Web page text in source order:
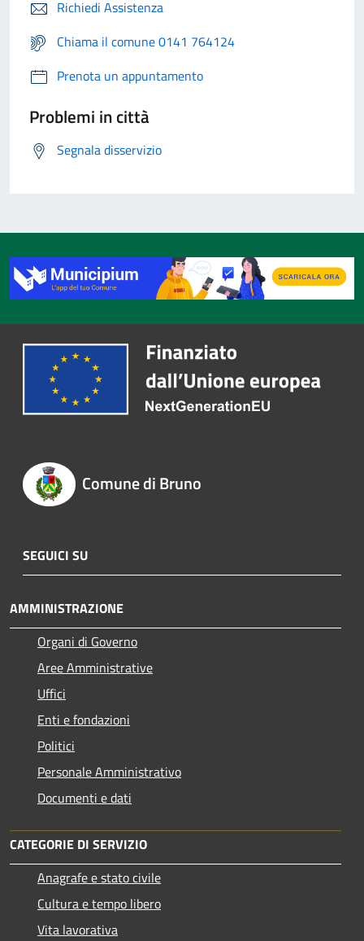
Richiedi Assistenza
Chiama il comune 0141 764124
Prenota un appuntamento
Problemi in città
Segnala disservizio
Comune di Bruno
SEGUICI SU
AMMINISTRAZIONE
Organi di Governo
Aree Amministrative
Uffici
Enti e fondazioni
Politici
Personale Amministrativo
Documenti e dati
CATEGORIE DI SERVIZIO
Anagrafe e stato civile
Cultura e tempo libero
Vita lavorativa